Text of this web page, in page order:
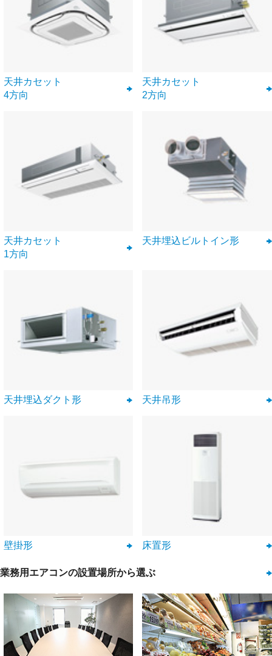
天井カセット
4方向
天井カセット
2方向
天井カセット
1方向
天井埋込ビルトイン形
天井埋込ダクト形 天井吊形
壁掛形 床置形
業務用エアコンの設置場所から選ぶ